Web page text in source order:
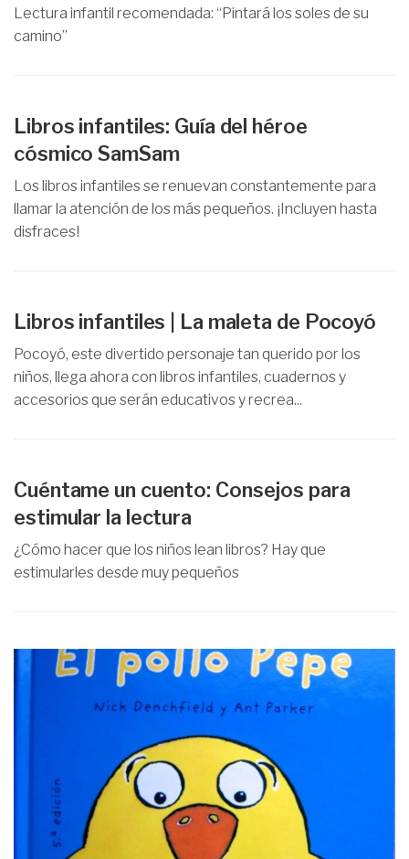
Lectura infantil recomendada: “Pintará los soles de su
camino”
Libros infantiles: Guía del héroe
cósmico SamSam
Los libros infantiles se renuevan constantemente para
llamar la atención de los más pequeños. ¡Incluyen hasta
disfraces!
Libros infantiles | La maleta de Pocoyó
Pocoyó, este divertido personaje tan querido por los
niños, llega ahora con libros infantiles, cuadernos y
accesorios que serán educativos y recrea...
Cuéntame un cuento: Consejos para
estimular la lectura
¿Cómo hacer que los niños lean libros? Hay que
estimularles desde muy pequeños